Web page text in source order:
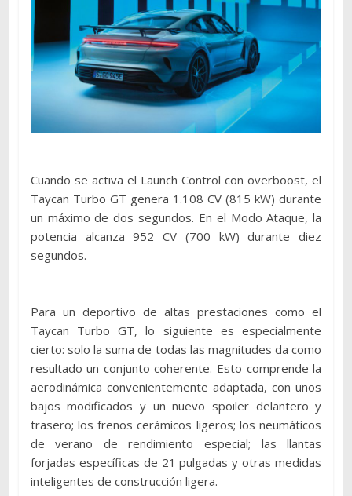
Cuando se activa el Launch Control con overboost, el
Taycan Turbo GT genera 1.108 CV (815 kW) durante
un máximo de dos segundos. En el Modo Ataque, la
potencia alcanza 952 CV (700 kW) durante diez
segundos.
Para un deportivo de altas prestaciones como el
Taycan Turbo GT, lo siguiente es especialmente
cierto: solo la suma de todas las magnitudes da como
resultado un conjunto coherente. Esto comprende la
aerodinámica convenientemente adaptada, con unos
bajos modificados y un nuevo spoiler delantero y
trasero; los frenos cerámicos ligeros; los neumáticos
de verano de rendimiento especial; las llantas
forjadas específicas de 21 pulgadas y otras medidas
inteligentes de construcción ligera.